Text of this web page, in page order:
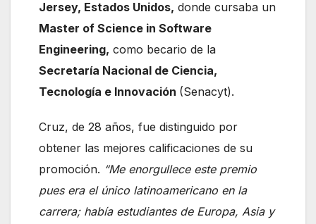
Jersey, Estados Unidos, donde cursaba un
Master of Science in Software
Engineering, como becario de la
Secretaría Nacional de Ciencia,
Tecnología e Innovación (Senacyt).
Cruz, de 28 años, fue distinguido por
obtener las mejores calificaciones de su
promoción. “Me enorgullece este premio
pues era el único latinoamericano en la
carrera; había estudiantes de Europa, Asia y